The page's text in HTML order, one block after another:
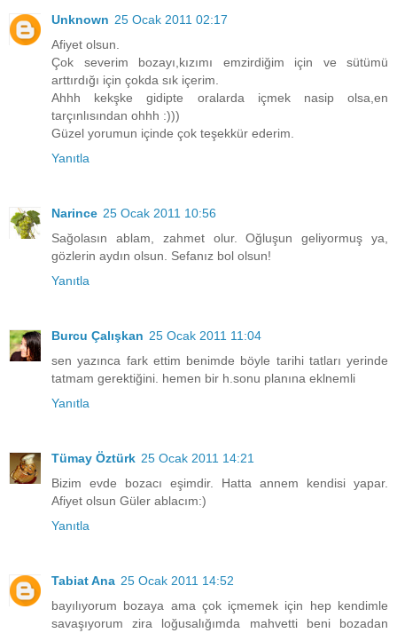
Unknown 25 Ocak 2011 02:17
Afiyet olsun.
Çok severim bozayı,kızımı emzirdiğim için ve sütümü
arttırdığı için çokda sık içerim.
Ahhh kekşke gidipte oralarda içmek nasip olsa,en
tarçınlısından ohhh :)))
Güzel yorumun içinde çok teşekkür ederim.
Yanıtla
Narince 25 Ocak 2011 10:56
Sağolasın ablam, zahmet olur. Oğluşun geliyormuş ya,
gözlerin aydın olsun. Sefanız bol olsun!
Yanıtla
Burcu Çalışkan 25 Ocak 2011 11:04
sen yazınca fark ettim benimde böyle tarihi tatları yerinde
tatmam gerektiğini. hemen bir h.sonu planına eklnemli
Yanıtla
Tümay Öztürk 25 Ocak 2011 14:21
Bizim evde bozacı eşimdir. Hatta annem kendisi yapar.
Afiyet olsun Güler ablacım:)
Yanıtla
Tabiat Ana 25 Ocak 2011 14:52
bayılıyorum bozaya ama çok içmemek için hep kendimle
savaşıyorum zira loğusalığımda mahvetti beni bozadan